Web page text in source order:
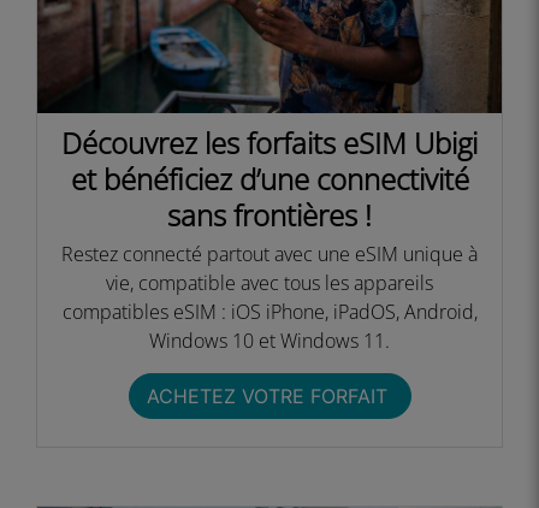
Découvrez les forfaits eSIM Ubigi
et bénéficiez d’une connectivité
sans frontières !​
Restez connecté partout avec une eSIM unique à
vie, compatible avec tous les appareils
compatibles eSIM : iOS iPhone, iPadOS, Android,
Windows 10 et Windows 11.​
ACHETEZ VOTRE FORFAIT ​